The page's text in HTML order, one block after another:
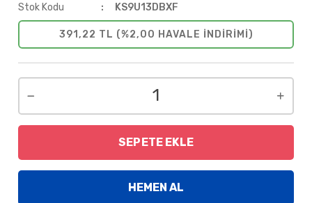
Stok Kodu
KS9U13DBXF
391,22 TL (%2,00 HAVALE INDIRIMI)
SEPETE EKLE
HEMEN AL